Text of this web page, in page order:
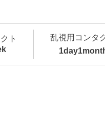
ト
乱視用コンタ
1day